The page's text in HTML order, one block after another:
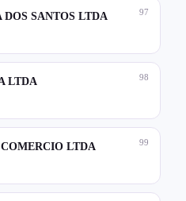
97
SANTOS LTDA
98
LTDA
99
LTDA